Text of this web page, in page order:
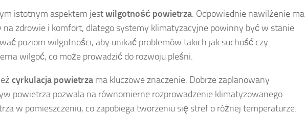
istotnym aspektem jestwilgotność powietrza. Odpowiednie nawilżenie ma
na zdrowie i komfort, dlatego systemy klimatyzacyjne powinny być w stanie
poziom wilgotności, aby unikać problemów takich jak suchość czy
wilgoć, co może prowadzić do rozwoju pleśni.
cyrkulacja powietrza ma kluczowe znaczenie. Dobrze zaplanowany
powietrza pozwala na równomierne rozprowadzenie klimatyzowanego
w pomieszczeniu, co zapobiega tworzeniu się stref o różnej temperaturze.